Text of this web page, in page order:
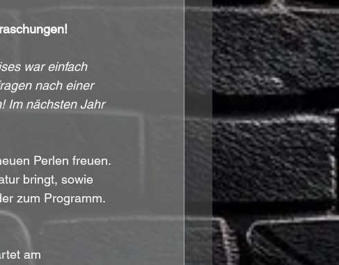
war einfach
nach einer
Im nächsten Jahr
Perlen freuen.
bringt, sowie
zum Programm.
am